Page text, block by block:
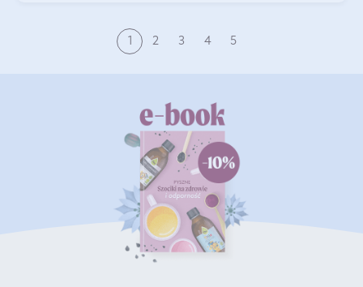
1 2 3 4 5